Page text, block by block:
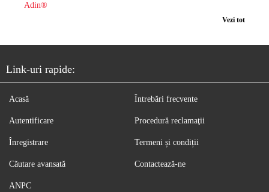
Adin®
Vezi tot
Link-uri rapide:
Acasă
Autentificare
Înregistrare
Căutare avansată
Întrebări frecvente
Procedură reclamaţii
Termeni și condiții
Contactează-ne
ANPC